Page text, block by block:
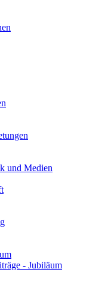
und Medien
- Jubiläum